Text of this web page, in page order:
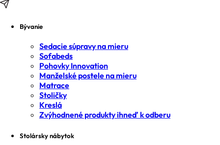
Bývanie
Sedacie súpravy na mieru
Sofabeds
Pohovky Innovation
Manželské postele na mieru
Matrace
Stoličky
Kreslá
Zvýhodnené produkty ihneď k odberu
Stolársky nábytok